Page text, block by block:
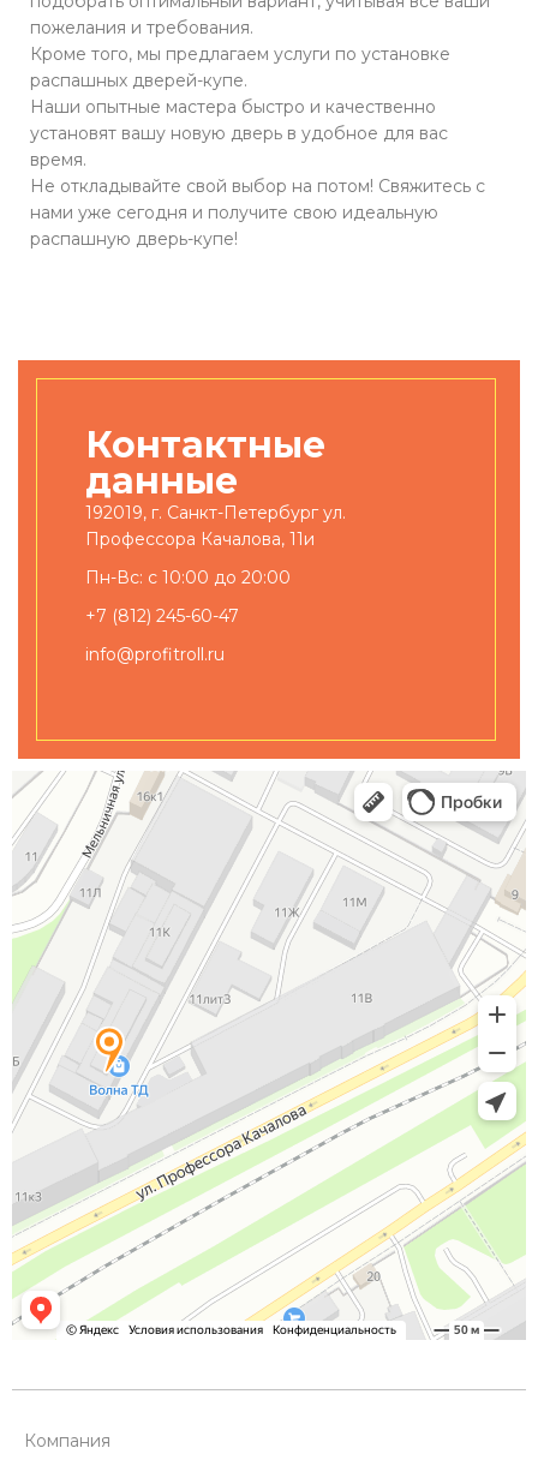
пожелания и требования.
Кроме того, мы предлагаем услуги по установке
распашных дверей-купе.
Наши опытные мастера быстро и качественно
установят вашу новую дверь в удобное для вас
время.
Не откладывайте свой выбор на потом! Свяжитесь с
нами уже сегодня и получите свою идеальную
распашную дверь-купе!
Контактные
данные
192019, г. Санкт-Петербург ул.
Профессора Качалова, 11и
Пн-Вс: с 10:00 до 20:00
+7 (812) 245-60-47
info@profitroll.ru
Компания